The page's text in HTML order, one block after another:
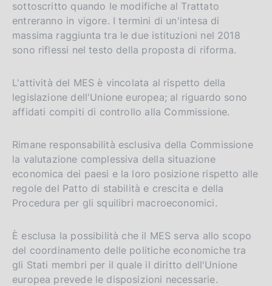
sottoscritto quando le modifiche al Trattato
entreranno in vigore. I termini di un'intesa di
massima raggiunta tra le due istituzioni nel 2018
sono riflessi nel testo della proposta di riforma.
L'attività del MES è vincolata al rispetto della
legislazione dell'Unione europea; al riguardo sono
affidati compiti di controllo alla Commissione.
Rimane responsabilità esclusiva della Commissione
la valutazione complessiva della situazione
economica dei paesi e la loro posizione rispetto alle
regole del Patto di stabilità e crescita e della
Procedura per gli squilibri macroeconomici.
È esclusa la possibilità che il MES serva allo scopo
del coordinamento delle politiche economiche tra
gli Stati membri per il quale il diritto dell'Unione
europea prevede le disposizioni necessarie.